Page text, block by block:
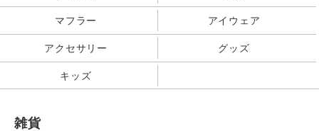
マフラー アイウェア
アクセサリー グッズ
キッズ
雑貨